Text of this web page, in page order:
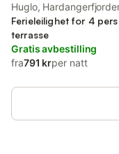
Huglo,
Ferieleilighet for 4
terrasse
Gratis avbestilling
fra791 krper natt